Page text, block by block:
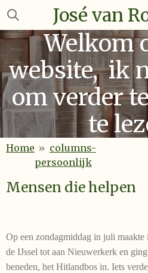
Ga
naar
de
hoofdinhoud
José van
Welkom
website, ik
om verder
te
Home » columns-
persoonlijk
Mensen die helpen
Op een zondagmiddag in juli
de IJssel tot aan Nieuwerkerk en
beneden, het Hitlandbos in. Iets